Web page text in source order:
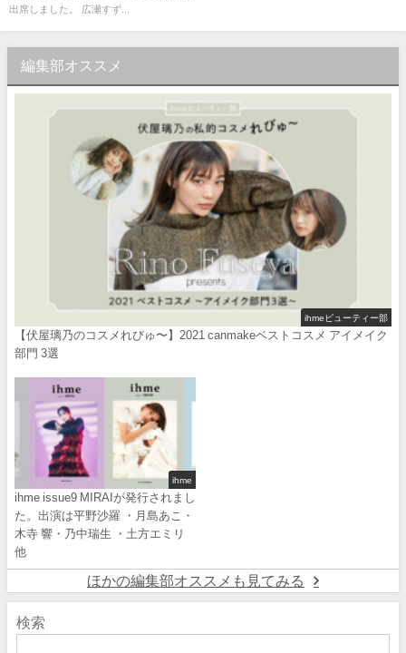
出席しました。 広瀬すず...
編集部オススメ
ihmeビューティー部
【伏屋璃乃のコスメれびゅ〜】2021 canmakeベストコスメ アイメイク
部門 3選
ihme
ihme issue9 MIRAIが発行されまし
た。出演は平野沙羅 ・月島あこ・
木寺 響・乃中瑞生 ・土方エミリ
他
ほかの編集部オススメも見てみる
検索